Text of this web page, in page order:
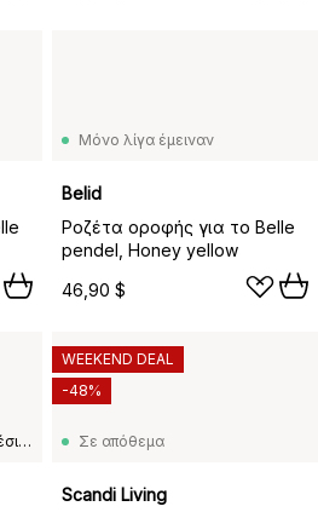
Μόνο λίγα έμειναν
Belid
Ροζέτα οροφής για το Belle
pendel, Honey yellow
46,90 $
Αυτό το προϊόν δεν είναι διαθέσιμο στη χώρα παράδοσης που έχετε επιλέξει. Σε απόθεμα
Scandi Living
WEEKEND DEAL
-48%